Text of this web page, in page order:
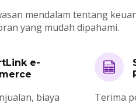
mendalam tentang
yang mudah dipahami.
e-
biaya
Terima